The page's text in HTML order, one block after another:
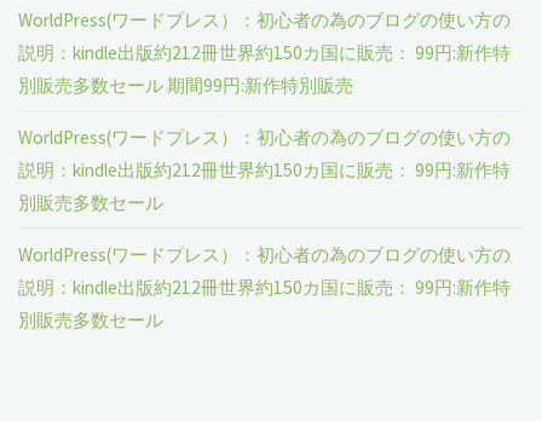
WorldPress(ワードプレス）：初心者の為のブログの使い方の
説明：kindle出版約212冊世界約150カ国に販売： 99円:新作特
別販売多数セール 期間99円:新作特別販売
WorldPress(ワードプレス）：初心者の為のブログの使い方の
説明：kindle出版約212冊世界約150カ国に販売： 99円:新作特
別販売多数セール
WorldPress(ワードプレス）：初心者の為のブログの使い方の
説明：kindle出版約212冊世界約150カ国に販売： 99円:新作特
別販売多数セール